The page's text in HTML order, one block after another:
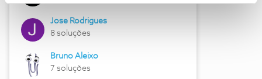
Jose Rodrigues
8 soluções
Bruno Aleixo
7 soluções